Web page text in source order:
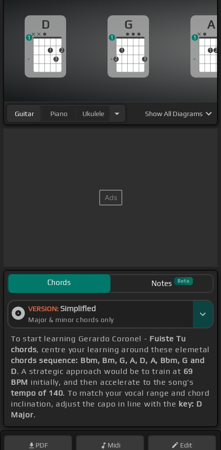
D
1
3
2
1
G
2
1
3
1
A
1 2
1
Guitar Piano Ukulele ShowAll Diagrams
Chords Notes Beta
VERSION: Simplified
Major & minor chords only
To start learning Gerardo Coronel - Fuiste Tu
chords, centre your learning around these elemetal
chords sequence: Bbm, Bm, G, A, D, A, Bbm, G and
D. A strategic approach would be to train at 69
BPM initially, and then accelerate to the song's
tempo of 140. To match your vocal range and chord
inclination, adjust the capo in line with the key: D
Major.
PDF Midi Edit